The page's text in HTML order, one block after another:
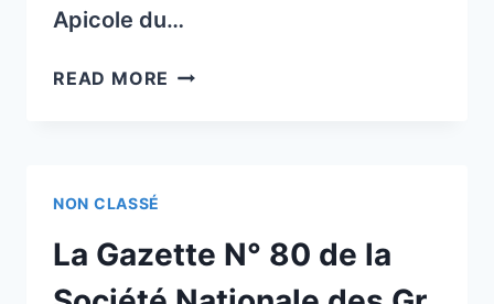
Apicole du…
READ MORE LE
SANITAIRES
APICOLES
(TSA)
NON CLASSÉ
La Gazette N° 80 de la